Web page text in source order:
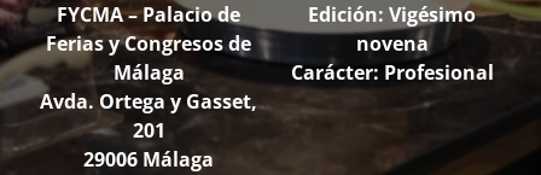
FYCMA – Palacio de
Ferias y Congresos de
Málaga
Avda. Ortega y Gasset,
201
29006 Málaga
Edición: Vigésimo
novena
Carácter: Profesional